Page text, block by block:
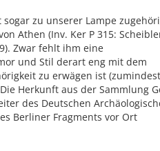
zu unserer Lampe
Athen (Inv. Ker P 315:
Zwar fehlt ihm eine
und Stil derart eng mit dem
zu erwägen ist (zumindest
Herkunft aus der Sammlung
des Deutschen
Berliner Fragments vor Ort